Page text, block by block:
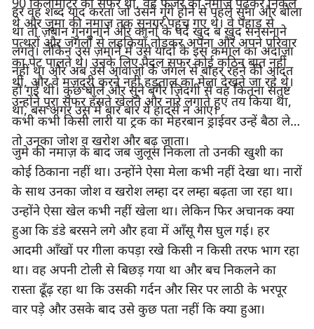
हर वह शब्द याद करता जो उसने गूंगे होने से पहले सुना और बोला
था तो ज़बान गुनगुनाने और कानों के पर्दे खुद ब खुद सनसनाने
लगते। लेकिन उस ज़माने में उसे यादों के इस कमाल का अंदाज़ा
नहीं था और अब उसे आवाज़ों के जंगल से बाहर रहने की आदत
हो गई थी। कुछ बोले और सुने बगैर ज़िंदगी से वह कितना संतुष्ट
था, बस अगर उस में बार बार ये हादसे न आए।
थे और जुमा की नमाज़ तक सृनगर पहुंच गए थे। वे पहाड़ से
पत्थरों और जंगलों से लड़कियाँ तोड़कर अपना और अपने परिवार
का पेट पालते थे। उनके लिए पैदल सफर कोई कठिन बात नहीं
थी, और वे मज़दूरी करने नहीं हड़ताल का मेला देखने जा रहे थे।
उन्होंने पूरा सफर हँसते खेलते और नारे लगाते हुए तय किया था,
कभी कभी किसी लारी या ट्रक का मेहरबान ड्राईवर उन्हें बैठा लेता
तो उनका जोश व खरोश और बढ़ जाता।
जुमे की नमाज़ के बाद जब जुलूस निकला तो उनकी खुशी का
कोई ठिकाना नहीं था। उन्होंने ऐसा मेला कभी नहीं देखा था। नारों
के साथ उनका जोश व खरोश लम्हा दर लम्हा बढ़ता जा रहा था।
उन्होंने ऐसा खेल कभी नहीं खेला था। लेकिन फिर अचानक क्या
हुआ कि डंडे बरसने लगे और हवा में आँसू गैस घुल गई। हर
आदमी आँखों पर गीला कपड़ा रखे किसी न किसी तरफ भाग रहा
था। वह अपनी टोली से बिछड़ गया था और बच निकलने का
रास्ता ढूँढ़ रहा था कि उसकी गर्दन और सिर पर लाठी के भरपूर
वार पड़े और उसके बाद उसे कुछ पता नहीं कि क्या हुआ।